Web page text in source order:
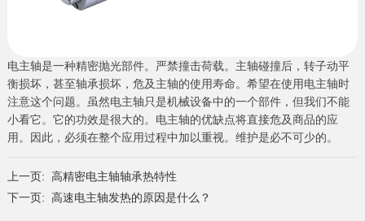
电主轴是一种精密抛光部件。严禁撞击荷载。主轴碰撞后，转子动平
衡损坏，甚至轴承损坏，危及主轴的使用寿命。希望在使用电主轴时
注意这个问题。虽然电主轴只是机械设备中的一个部件，但我们不能
小看它。它的功效是很大的。电主轴的优缺点将直接危及商品的应
用。因此，必须在整个应用过程中加以重视。维护是必不可少的。
上一页: 高精密电主轴轴承热特性
下一页: 高速电主轴发热的原因是什么？